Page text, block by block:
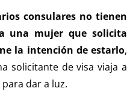
consulares no tienen
una mujer que solicita
la intención de estarlo,
solicitante de visa viaja a
dar a luz.